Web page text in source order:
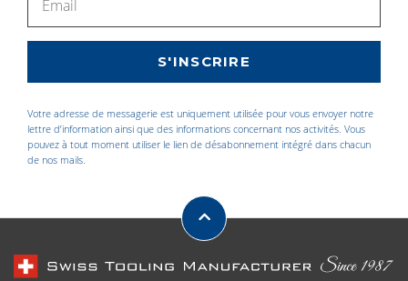
Votre adresse de messagerie est uniquement utilisée pour vous envoyer notre
lettre d’information ainsi que des informations concernant nos activités. Vous
pouvez à tout moment utiliser le lien de désabonnement intégré dans chacun
de nos mails.